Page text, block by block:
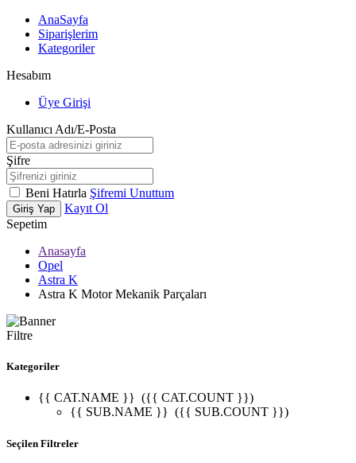
AnaSayfa
Siparişlerim
Kategoriler
Hesabım
Üye Girişi
Kullanıcı Adı/E-Posta
Şifre
Beni Hatırla Şifremi Unuttum
Giriş Yap
Kayıt Ol
Sepetim
Anasayfa
Opel
Astra K
Astra K Motor Mekanik Parçaları
Filtre
Kategoriler
{{ CAT.NAME }} ({{ CAT.COUNT }})
{{ SUB.NAME }} ({{ SUB.COUNT }})
Seçilen Filtreler